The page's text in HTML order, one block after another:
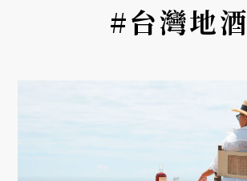
#台灣地酒